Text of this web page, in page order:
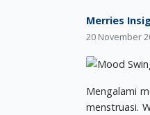
Merries
20 November
Mengalami
menstruasi.